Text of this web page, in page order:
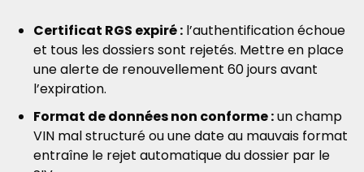
Certificat RGS expiré : l’authentification échoue
et tous les dossiers sont rejetés. Mettre en place
une alerte de renouvellement 60 jours avant
l’expiration.
Format de données non conforme :un champ
VIN mal structuré ou une date au mauvais format
entraîne le rejet automatique du dossier par le